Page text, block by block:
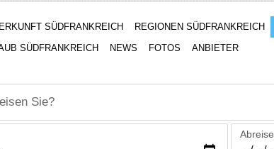
SÜDFRANKREICH REGIONEN SÜDFRANKREICH
SÜDFRANKREICH
NEWS FOTOS ANBIETER
Sie?
Abreise